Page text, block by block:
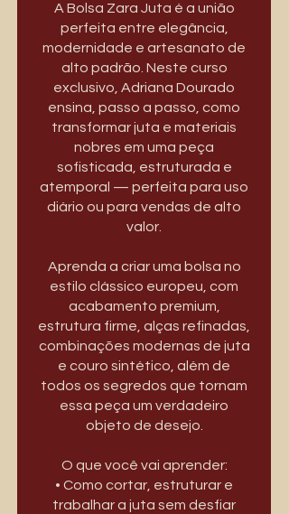
A Bolsa Zara Juta é a união
perfeita entre elegância,
modernidade e artesanato de
alto padrão. Neste curso
exclusivo, Adriana Dourado
ensina, passo a passo, como
transformar juta e materiais
nobres em uma peça
sofisticada, estruturada e
atemporal — perfeita para uso
diário ou para vendas de alto
valor.
Aprenda a criar uma bolsa no
estilo clássico europeu, com
acabamento premium,
estrutura firme, alças refinadas,
combinações modernas de juta
e couro sintético, além de
todos os segredos que tornam
essa peça um verdadeiro
objeto de desejo.
O que você vai aprender:
• Como cortar, estruturar e
trabalhar a juta sem desfiar